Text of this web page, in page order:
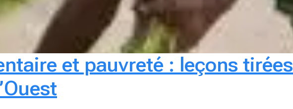
et pauvreté : leçons